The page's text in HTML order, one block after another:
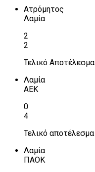
Ατρόμητος
Λαμία
2
2
Τελικό Αποτέλεσμα
Λαμία
ΑΕΚ
0
4
Τελικό αποτέλεσμα
Λαμία
ΠΑΟΚ